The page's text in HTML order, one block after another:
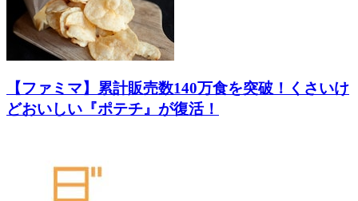
【ファミマ】累計販売数140万食を突破！くさいけ
どおいしい『ポテチ』が復活！